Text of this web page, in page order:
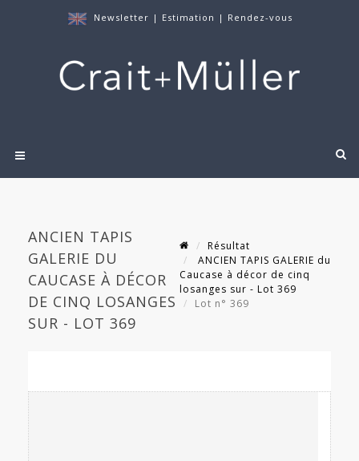
Newsletter | Estimation | Rendez-vous
ANCIEN TAPIS
GALERIE DU
CAUCASE À DÉCOR
DE CINQ LOSANGES
SUR - LOT 369
Résultat
ANCIEN TAPIS GALERIE du
Caucase à décor de cinq
losanges sur - Lot 369
Lot n° 369